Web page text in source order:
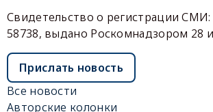
Свидетельство о регистрации
58738, выдано Роскомнадзором 28
Прислать новость
Все новости
Авторские колонки